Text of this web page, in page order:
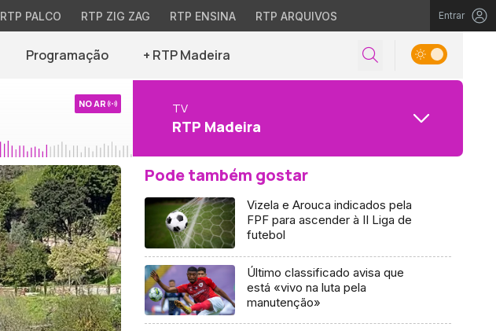
RTP PALCO RTP ZIG ZAG RTP ENSINA RTP ARQUIVOS Entrar
Programação + RTP Madeira
NO AR TV
RTP Madeira
Pode também gostar
Vizela e Arouca indicados pela
FPF para ascender à II Liga de
futebol
Último classificado avisa que
está «vivo na luta pela
manutenção»